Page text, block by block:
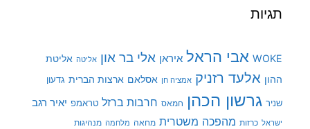
תגיות
WOKE אבי הראל איראן אלי בר און אליטה אליטת
ההון אלעד רזניק אמציה חן אסלאם ארצות הברית גדעון
שניר גרשון הכהן חמאס חרבות ברזל טראמפ יאיר רגב
ישראל כרזות מהפכה משטרית מחאה מלחמה מנהיגות